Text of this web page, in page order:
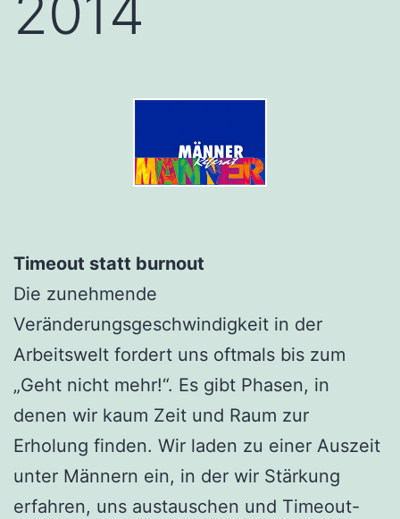
Timeout statt burnout
Die zunehmende
Veränderungsgeschwindigkeit in der
Arbeitswelt fordert uns oftmals bis zum
„Geht nicht mehr!“. Es gibt Phasen, in
denen wir kaum Zeit und Raum zur
Erholung finden. Wir laden zu einer Auszeit
unter Männern ein, in der wir Stärkung
erfahren, uns austauschen und Timeout-